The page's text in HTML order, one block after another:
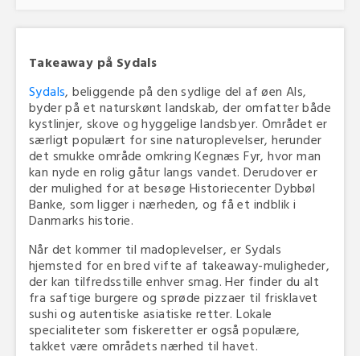
Takeaway på Sydals
Sydals, beliggende på den sydlige del af øen Als,
byder på et naturskønt landskab, der omfatter både
kystlinjer, skove og hyggelige landsbyer. Området er
særligt populært for sine naturoplevelser, herunder
det smukke område omkring Kegnæs Fyr, hvor man
kan nyde en rolig gåtur langs vandet. Derudover er
der mulighed for at besøge Historiecenter Dybbøl
Banke, som ligger i nærheden, og få et indblik i
Danmarks historie.
Når det kommer til madoplevelser, er Sydals
hjemsted for en bred vifte af takeaway-muligheder,
der kan tilfredsstille enhver smag. Her finder du alt
fra saftige burgere og sprøde pizzaer til frisklavet
sushi og autentiske asiatiske retter. Lokale
specialiteter som fiskeretter er også populære,
takket være områdets nærhed til havet.